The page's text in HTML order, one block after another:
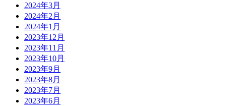
2024年3月
2024年2月
2024年1月
2023年12月
2023年11月
2023年10月
2023年9月
2023年8月
2023年7月
2023年6月